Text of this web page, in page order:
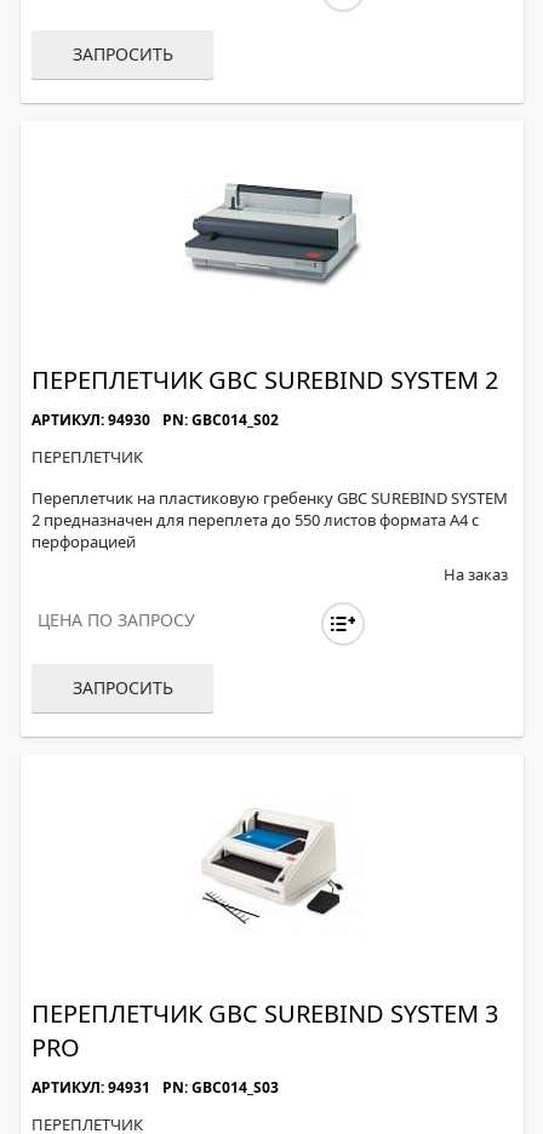
ЗАПРОСИТЬ
ПЕРЕПЛЕТЧИК GBC SUREBIND SYSTEM 2
АРТИКУЛ: 94930 PN: GBC014_S02
ПЕРЕПЛЕТЧИК
Переплетчик на пластиковую гребенку GBC SUREBIND SYSTEM
2 предназначен для переплета до 550 листов формата А4 с
перфорацией
На заказ
ЦЕНА ПО ЗАПРОСУ
ЗАПРОСИТЬ
ПЕРЕПЛЕТЧИК GBC SUREBIND SYSTEM 3
PRO
АРТИКУЛ: 94931 PN: GBC014_S03
ПЕРЕПЛЕТЧИК